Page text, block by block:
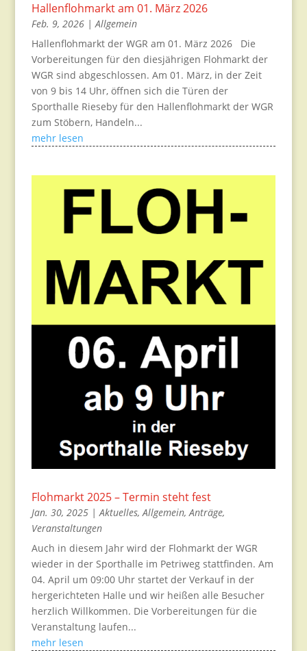
Hallenflohmarkt am 01. März 2026
Feb. 9, 2026 |Allgemein
Hallenflohmarkt der WGR am 01. März 2026 Die
Vorbereitungen für den diesjährigen Flohmarkt der
WGR sind abgeschlossen. Am 01. März, in der Zeit
von 9 bis 14 Uhr, öffnen sich die Türen der
Sporthalle Rieseby für den Hallenflohmarkt der WGR
zum Stöbern, Handeln...
mehr lesen
Flohmarkt 2025 – Termin steht fest
Jan. 30, 2025 |Aktuelles,Allgemein,Anträge,
Veranstaltungen
Auch in diesem Jahr wird der Flohmarkt der WGR
wieder in der Sporthalle im Petriweg stattfinden. Am
04. April um 09:00 Uhr startet der Verkauf in der
hergerichteten Halle und wir heißen alle Besucher
herzlich Willkommen. Die Vorbereitungen für die
Veranstaltung laufen...
mehr lesen